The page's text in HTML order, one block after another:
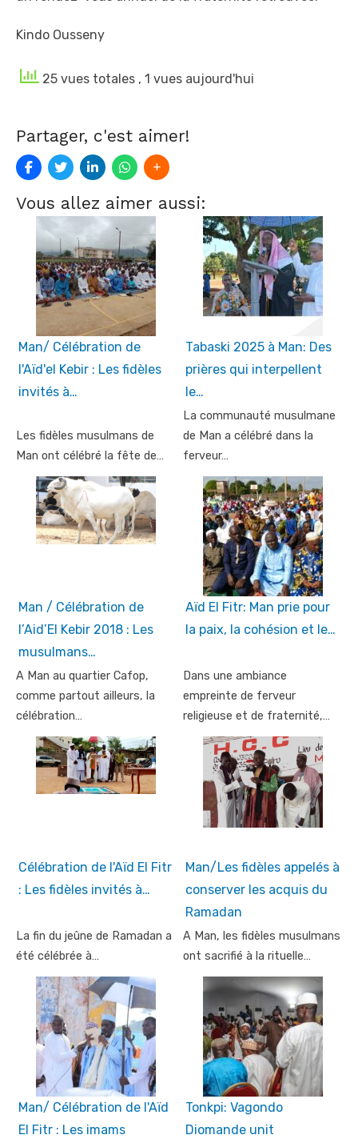
Kindo Ousseny
25 vues totales , 1 vues aujourd'hui
Partager, c'est aimer!
Vous allez aimer aussi:
Man/ Célébration de
l'Aïd'el Kebir : Les fidèles
invités à…
Les fidèles musulmans de
Man ont célébré la fête de…
Tabaski 2025 à Man: Des
prières qui interpellent
le…
La communauté musulmane
de Man a célébré dans la
ferveur…
Man / Célébration de
l’Aid’El Kebir 2018 : Les
musulmans…
A Man au quartier Cafop,
comme partout ailleurs, la
célébration…
Aïd El Fitr: Man prie pour
la paix, la cohésion et le…
Dans une ambiance
empreinte de ferveur
religieuse et de fraternité,…
Célébration de l'Aïd El Fitr
: Les fidèles invités à…
La fin du jeûne de Ramadan a
été célébrée à…
Man/Les fidèles appelés à
conserver les acquis du
Ramadan
A Man, les fidèles musulmans
ont sacrifié à la rituelle…
Man/ Célébration de l'Aïd
El Fitr : Les imams
Tonkpi: Vagondo
Diomande unit